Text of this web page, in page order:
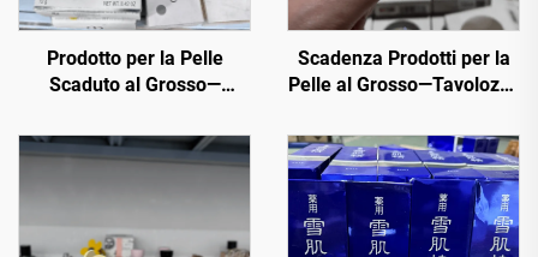
Prodotto per la Pelle
Scaduto al Grosso—
grosso ora dalle principali
marche della bellezza.
Kerastase, Le Labo, La
Scadenza Prodotti per la
Pelle al Grosso—Tavolozze
Grosso, 50+ Tinte Trendy
in Bulk